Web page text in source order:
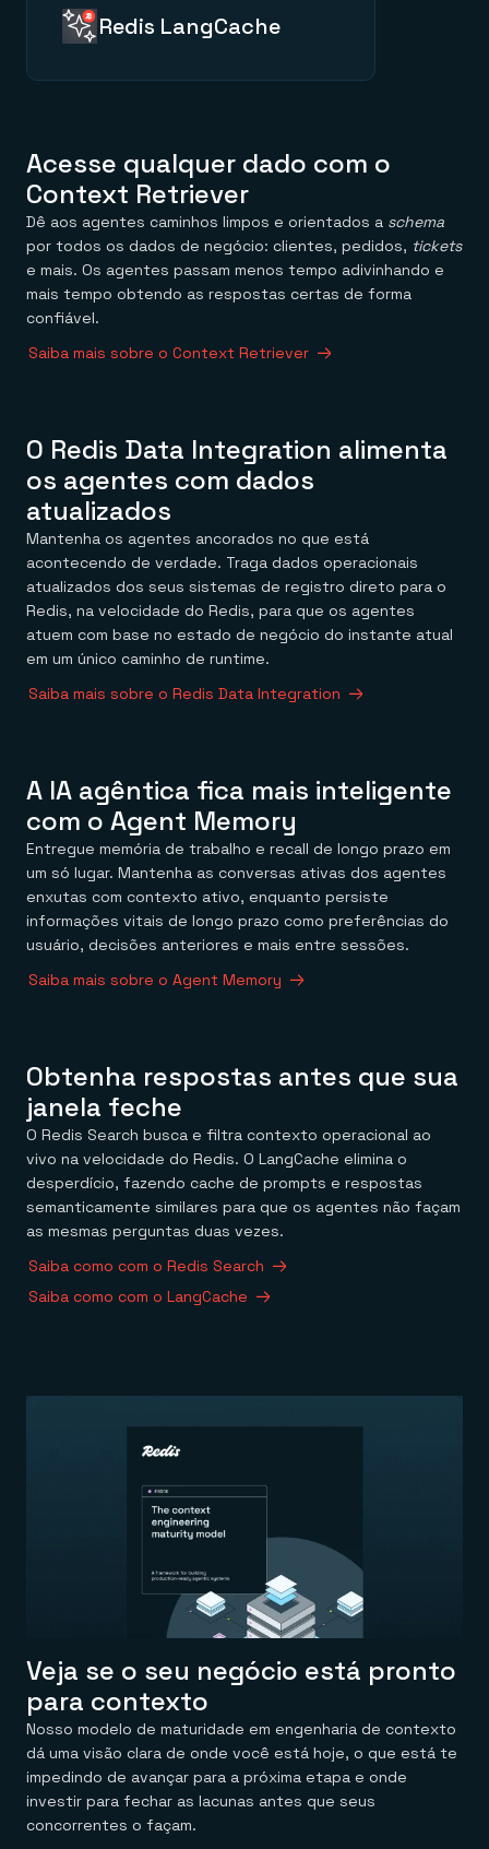
interação possa partir do que
aconteceu antes.
Redis LangCache
Acesse qualquer dado com o
Context Retriever
Dê aos agentes caminhos limpos e orientados a schema
por todos os dados de negócio: clientes, pedidos, tickets
e mais. Os agentes passam menos tempo adivinhando e
mais tempo obtendo as respostas certas de forma
confiável.
Saiba mais sobre o Context Retriever
O Redis Data Integration alimenta
os agentes com dados
atualizados
Mantenha os agentes ancorados no que está
acontecendo de verdade. Traga dados operacionais
atualizados dos seus sistemas de registro direto para o
Redis, na velocidade do Redis, para que os agentes
atuem com base no estado de negócio do instante atual
em um único caminho de runtime.
Saiba mais sobre o Redis Data Integration
A IA agêntica fica mais inteligente
com o Agent Memory
Entregue memória de trabalho e recall de longo prazo em
um só lugar. Mantenha as conversas ativas dos agentes
enxutas com contexto ativo, enquanto persiste
informações vitais de longo prazo como preferências do
usuário, decisões anteriores e mais entre sessões.
Saiba mais sobre o Agent Memory
Obtenha respostas antes que sua
janela feche
O Redis Search busca e filtra contexto operacional ao
vivo na velocidade do Redis. O LangCache elimina o
desperdício, fazendo cache de prompts e respostas
semanticamente similares para que os agentes não façam
as mesmas perguntas duas vezes.
Saiba como com o Redis Search
Saiba como com o LangCache
Veja se o seu negócio está pronto
para contexto
Nosso modelo de maturidade em engenharia de contexto
dá uma visão clara de onde você está hoje, o que está te
impedindo de avançar para a próxima etapa e onde
investir para fechar as lacunas antes que seus
concorrentes o façam.